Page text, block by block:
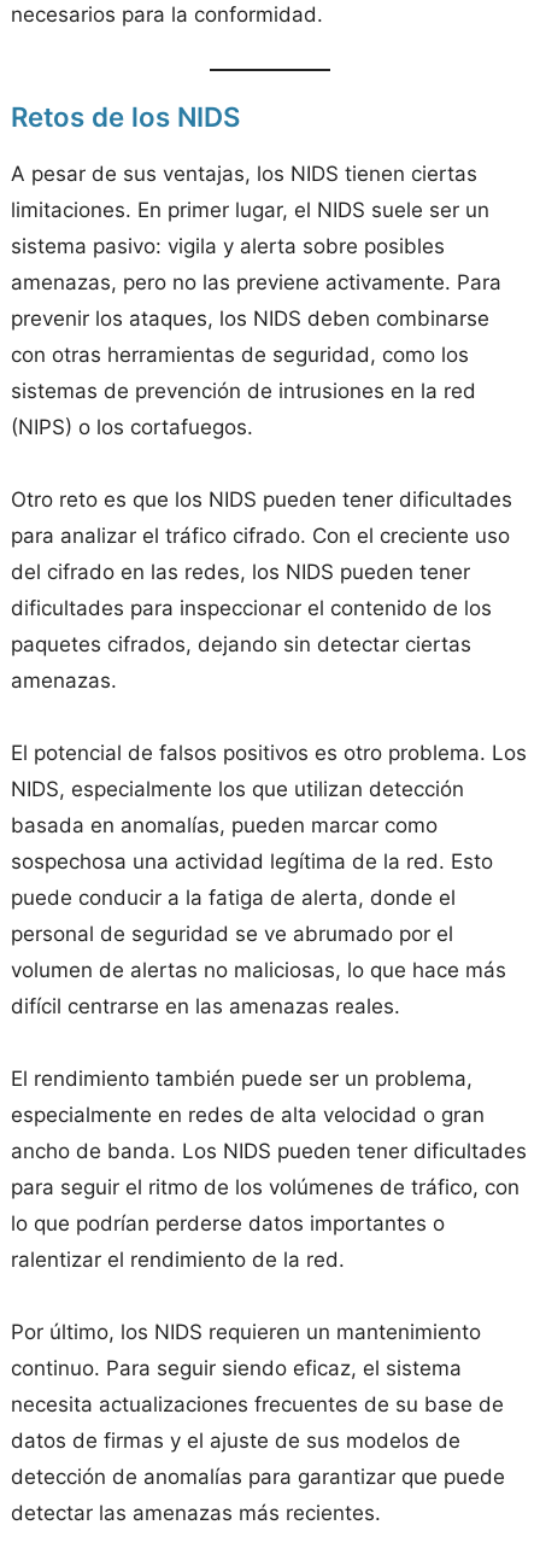
necesarios para la conformidad.
Retos de los NIDS
A pesar de sus ventajas, los NIDS tienen ciertas
limitaciones. En primer lugar, el NIDS suele ser un
sistema pasivo: vigila y alerta sobre posibles
amenazas, pero no las previene activamente. Para
prevenir los ataques, los NIDS deben combinarse
con otras herramientas de seguridad, como los
sistemas de prevención de intrusiones en la red
(NIPS) o los cortafuegos.
Otro reto es que los NIDS pueden tener dificultades
para analizar el tráfico cifrado. Con el creciente uso
del cifrado en las redes, los NIDS pueden tener
dificultades para inspeccionar el contenido de los
paquetes cifrados, dejando sin detectar ciertas
amenazas.
El potencial de falsos positivos es otro problema. Los
NIDS, especialmente los que utilizan detección
basada en anomalías, pueden marcar como
sospechosa una actividad legítima de la red. Esto
puede conducir a la fatiga de alerta, donde el
personal de seguridad se ve abrumado por el
volumen de alertas no maliciosas, lo que hace más
difícil centrarse en las amenazas reales.
El rendimiento también puede ser un problema,
especialmente en redes de alta velocidad o gran
ancho de banda. Los NIDS pueden tener dificultades
para seguir el ritmo de los volúmenes de tráfico, con
lo que podrían perderse datos importantes o
ralentizar el rendimiento de la red.
Por último, los NIDS requieren un mantenimiento
continuo. Para seguir siendo eficaz, el sistema
necesita actualizaciones frecuentes de su base de
datos de firmas y el ajuste de sus modelos de
detección de anomalías para garantizar que puede
detectar las amenazas más recientes.